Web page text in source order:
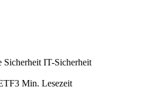
3 Min. Lesezeit